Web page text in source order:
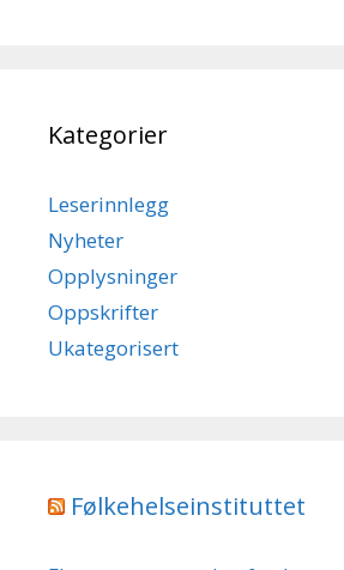
Kategorier
Leserinnlegg
Nyheter
Opplysninger
Oppskrifter
Ukategorisert
Følkehelseinstituttet